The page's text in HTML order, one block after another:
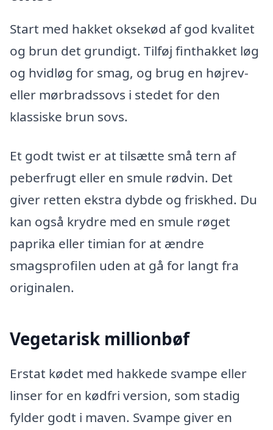
Start med hakket oksekød af god kvalitet
og brun det grundigt. Tilføj finthakket løg
og hvidløg for smag, og brug en højrev-
eller mørbradssovs i stedet for den
klassiske brun sovs.
Et godt twist er at tilsætte små tern af
peberfrugt eller en smule rødvin. Det
giver retten ekstra dybde og friskhed. Du
kan også krydre med en smule røget
paprika eller timian for at ændre
smagsprofilen uden at gå for langt fra
originalen.
Vegetarisk millionbøf
Erstat kødet med hakkede svampe eller
linser for en kødfri version, som stadig
fylder godt i maven. Svampe giver en